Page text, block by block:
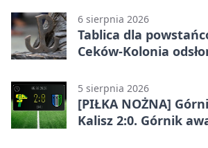
6 sierpnia 2026
Tablica dla
Ceków-Kolonia
5 sierpnia 2026
[PIŁKA NOŻNA]
Kalisz 2:0. Górnik